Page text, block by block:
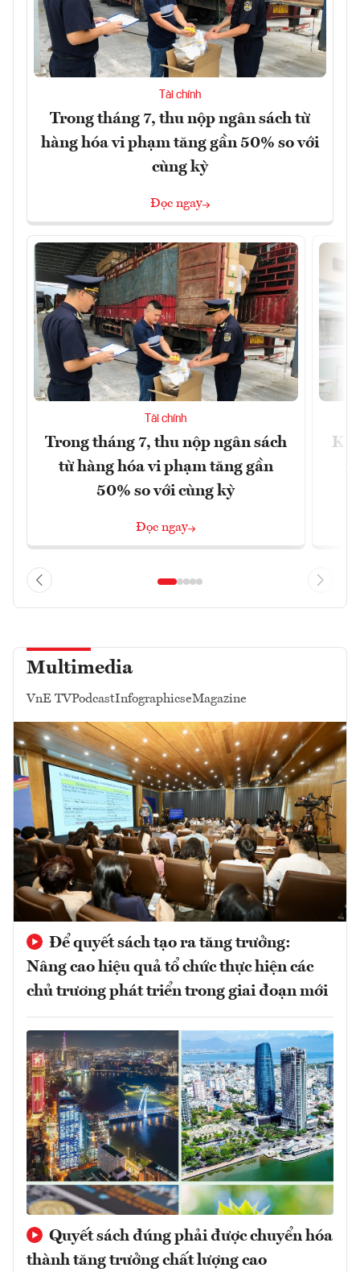
Tài chính
Trong tháng 7, thu nộp ngân sách từ
hàng hóa vi phạm tăng gần 50% so với
cùng kỳ
Đọc ngay
Tài chính
Trong tháng 7, thu nộp ngân sách
từ hàng hóa vi phạm tăng gần
50% so với cùng kỳ
Đọc ngay
Multimedia
VnE TVPodcastInfographicseMagazine
Để quyết sách tạo ra tăng trưởng:
Nâng cao hiệu quả tổ chức thực hiện các
chủ trương phát triển trong giai đoạn mới
Quyết sách đúng phải được chuyển hóa
thành tăng trưởng chất lượng cao